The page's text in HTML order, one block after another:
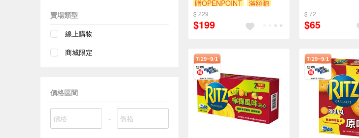
賣場類型
線上購物
商城限定
價格區間
-
贈OPENPOINT
滿額贈
滿額9折
$ 229
$199
$ 72
$65